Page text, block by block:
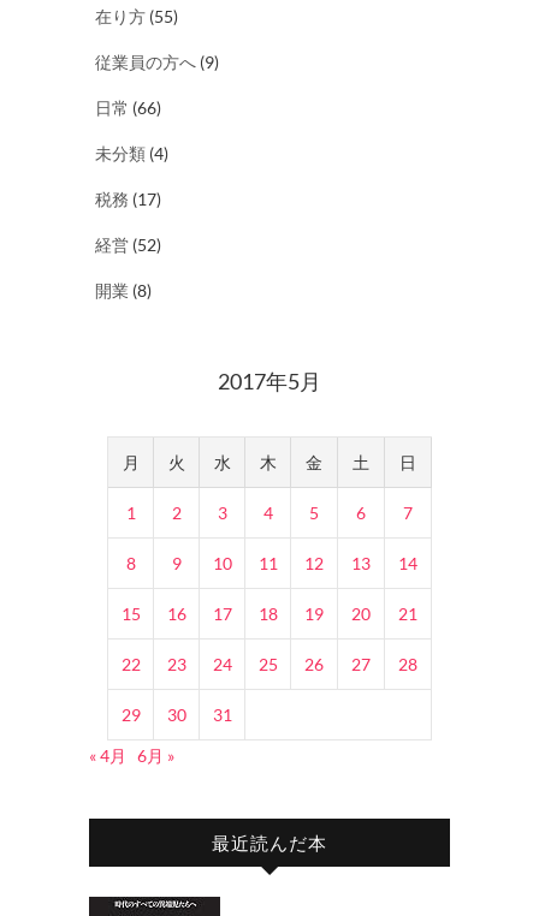
在り方 (55)
従業員の方へ (9)
日常 (66)
未分類 (4)
税務 (17)
経営 (52)
開業 (8)
2017年5月
月 火 水 木 金 土 日
1 2 3 4 5 6 7
8 9 10 11 12 13 14
15 16 17 18 19 20 21
22 23 24 25 26 27 28
29 30
31
« 4月
6月 »
最近読んだ本